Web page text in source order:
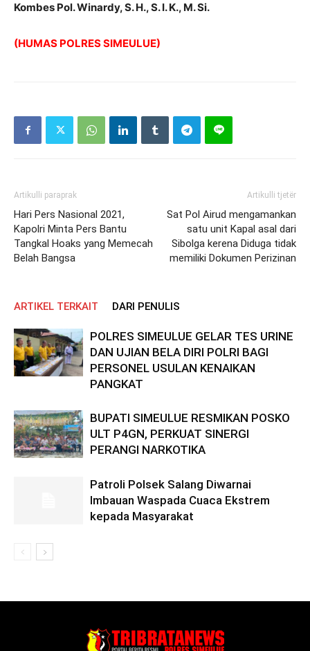
Kombes Pol. Winardy, S. H., S. I. K., M. Si.
(HUMAS POLRES SIMEULUE)
Artikulli paraprak
Hari Pers Nasional 2021,
Kapolri Minta Pers Bantu
Tangkal Hoaks yang Memecah
Belah Bangsa
Artikulli tjetër
Sat Pol Airud mengamankan
satu unit Kapal asal dari
Sibolga kerena Diduga tidak
memiliki Dokumen Perizinan
ARTIKEL TERKAIT DARI PENULIS
POLRES SIMEULUE GELAR TES URINE
DAN UJIAN BELA DIRI POLRI BAGI
PERSONEL USULAN KENAIKAN
PANGKAT
BUPATI SIMEULUE RESMIKAN POSKO
ULT P4GN, PERKUAT SINERGI
PERANGI NARKOTIKA
Patroli Polsek Salang Diwarnai
Imbauan Waspada Cuaca Ekstrem
kepada Masyarakat